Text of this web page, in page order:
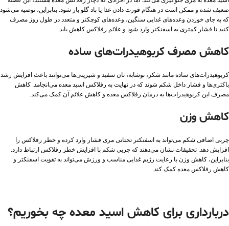
ضعیف شده و ممکن است در هنگام قورت دادن غذا یا باد گلو باز شود. بنابراین، توصیه می‌شود
که به جای خوردن وعده‌های غذایی سنگین، وعده‌های کوچکتر و متعدد در طول روز مصرف
کنید تا فشار کمتری به اسفنکتر وارد شود و علائم رفلاکس کاهش یابد.
کاهش مصرف کربوهیدرات‌های ساده
کربوهیدرات‌های ساده مانند شکر، نوشابه، نان سفید و شیرینی‌ها می‌توانند باعث افزایش رشد
باکتری‌ها و فشار داخل شکم شوند که در نهایت به رفلاکس اسید معده می‌انجامد. کاهش
مصرف این کربوهیدرات‌ها به درمان رفلاکس معده و کاهش علائم آن کمک می‌کند.
کاهش وزن
چربی اضافی شکم می‌تواند به اسفنکتر تحتانی مری فشار وارد کرده و خطر رفلاکس را
افزایش دهد. تحقیقات نشان می‌دهند که چربی شکم با افزایش خطر رفلاکس ارتباط دارد.
بنابراین، کاهش وزن با رعایت رژیم غذایی مناسب و ورزش می‌تواند به تقویت اسفنکتر و
کاهش رفلاکس معده کمک کند.
دربارداری برای کاهش اسید معده چه بخوریم؟